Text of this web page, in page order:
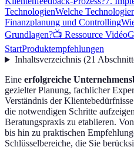
TechnologienWelche
Finanzplanung und Controlling
Grundlagen?📺 Ressource Vidéo
StartProduktempfehlungen
Inhaltsverzeichnis(21
Eine erfolgreiche
gezielter Planung, fachlicher
Verständnis der
die notwendigen Schritte
Beratungspraxis zu etablieren.
bis hin zu praktischen
Schlüsselbereiche, die Sie